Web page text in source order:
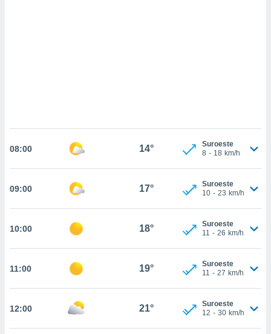
cookies
aceptar
En
08:00 14°
Suroeste
8 - 18 km/h
09:00 17°
Suroeste
10 - 23 km/h
10:00 18°
Suroeste
11 - 26 km/h
11:00 19°
Suroeste
11 - 27 km/h
12:00 21°
Suroeste
12 - 30 km/h